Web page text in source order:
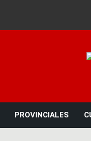
PROVINCIALES